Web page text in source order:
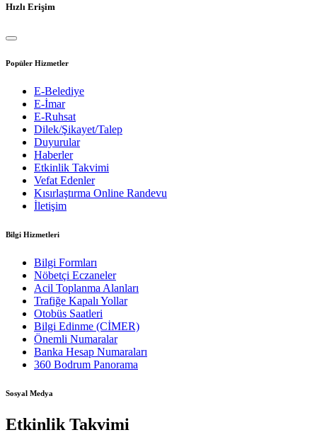
Hızlı Erişim
Popüler Hizmetler
E-Belediye
E-İmar
E-Ruhsat
Dilek/Şikayet/Talep
Duyurular
Haberler
Etkinlik Takvimi
Vefat Edenler
Kısırlaştırma Online Randevu
İletişim
Bilgi Hizmetleri
Bilgi Formları
Nöbetçi Eczaneler
Acil Toplanma Alanları
Trafiğe Kapalı Yollar
Otobüs Saatleri
Bilgi Edinme (CİMER)
Önemli Numaralar
Banka Hesap Numaraları
360 Bodrum Panorama
Sosyal Medya
Etkinlik Takvimi